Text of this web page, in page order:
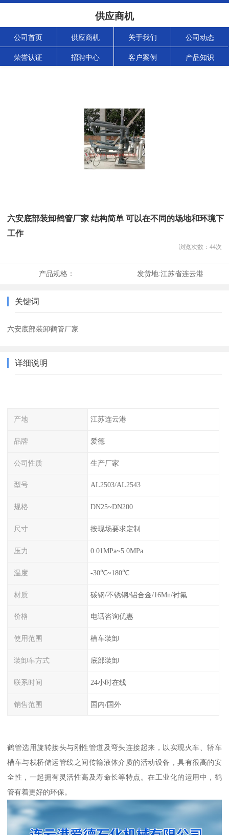
供应商机
公司首页 供应商机 关于我们 公司动态
荣誉认证 招聘中心 客户案例 产品知识
六安底部装卸鹤管厂家 结构简单 可以在不同的场地和环境下
工作
浏览次数： 44次
产品规格： 发货地:江苏省连云港
关键词
六安底部装卸鹤管厂家
详细说明
产地 江苏连云港
品牌 爱德
公司性质 生产厂家
型号 AL2503/AL2543
规格 DN25~DN200
尺寸 按现场要求定制
压力 0.01MPa~5.0MPa
温度 -30℃~180℃
材质 碳钢/不锈钢/铝合金/16Mn/衬氟
价格 电话咨询优惠
使用范围 槽车装卸
装卸车方式 底部装卸
联系时间 24小时在线
销售范围 国内/国外
鹤管选用旋转接头与刚性管道及弯头连接起来，以实现火车、轿车
槽车与栈桥储运管线之间传输液体介质的活动设备，具有很高的安
全性，一起拥有灵活性高及寿命长等特点。在工业化的运用中，鹤
管有着更好的环保。